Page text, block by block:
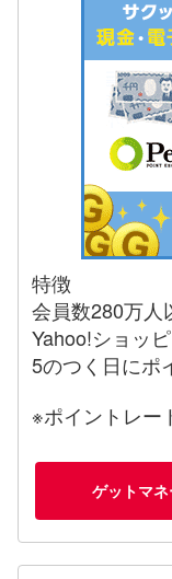
特徴
会員数280万人
Yahoo!ショッ
5のつく日にポ
※ポイントレー
ゲットマネ